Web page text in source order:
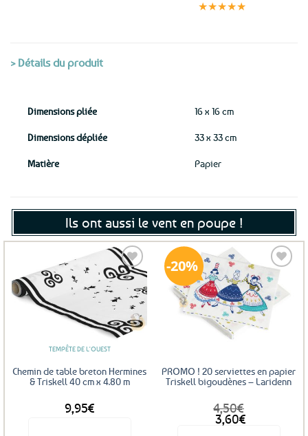
★★★★★
> Détails du produit
Dimensions pliée 16 x 16 cm
Dimensions dépliée 33 x 33 cm
Matière Papier
Ils ont aussi le vent en poupe !
Ajouter
aux
favoris
TEMPÊTE DE L'OUEST
Chemin de table breton Hermines
& Triskell 40 cm x 4.80 m
9,95€
20%
Ajouter
favoris
PROMO ! 20 serviettes en papier
Triskell bigoudènes – Laridenn
4,50€
Le
prix
3,60€
Le
prix